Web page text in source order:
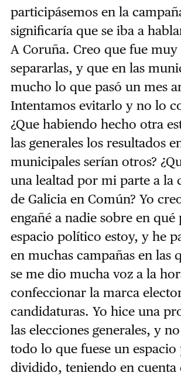
participásemos en la
significaría que se iba a
A Coruña. Creo que fue
separarlas, y que en las
mucho lo que pasó un mes
Intentamos evitarlo y no lo
¿Que habiendo hecho otra
las generales los resultados
municipales serían otros?
una lealtad por mi parte a la
de Galicia en Común? Yo
engañé a nadie sobre en qué
espacio político estoy, y he
en muchas campañas en las
se me dio mucha voz a la
confeccionar la marca
candidaturas. Yo hice una
las elecciones generales, y
todo lo que fuese un
dividido, teniendo en cuenta